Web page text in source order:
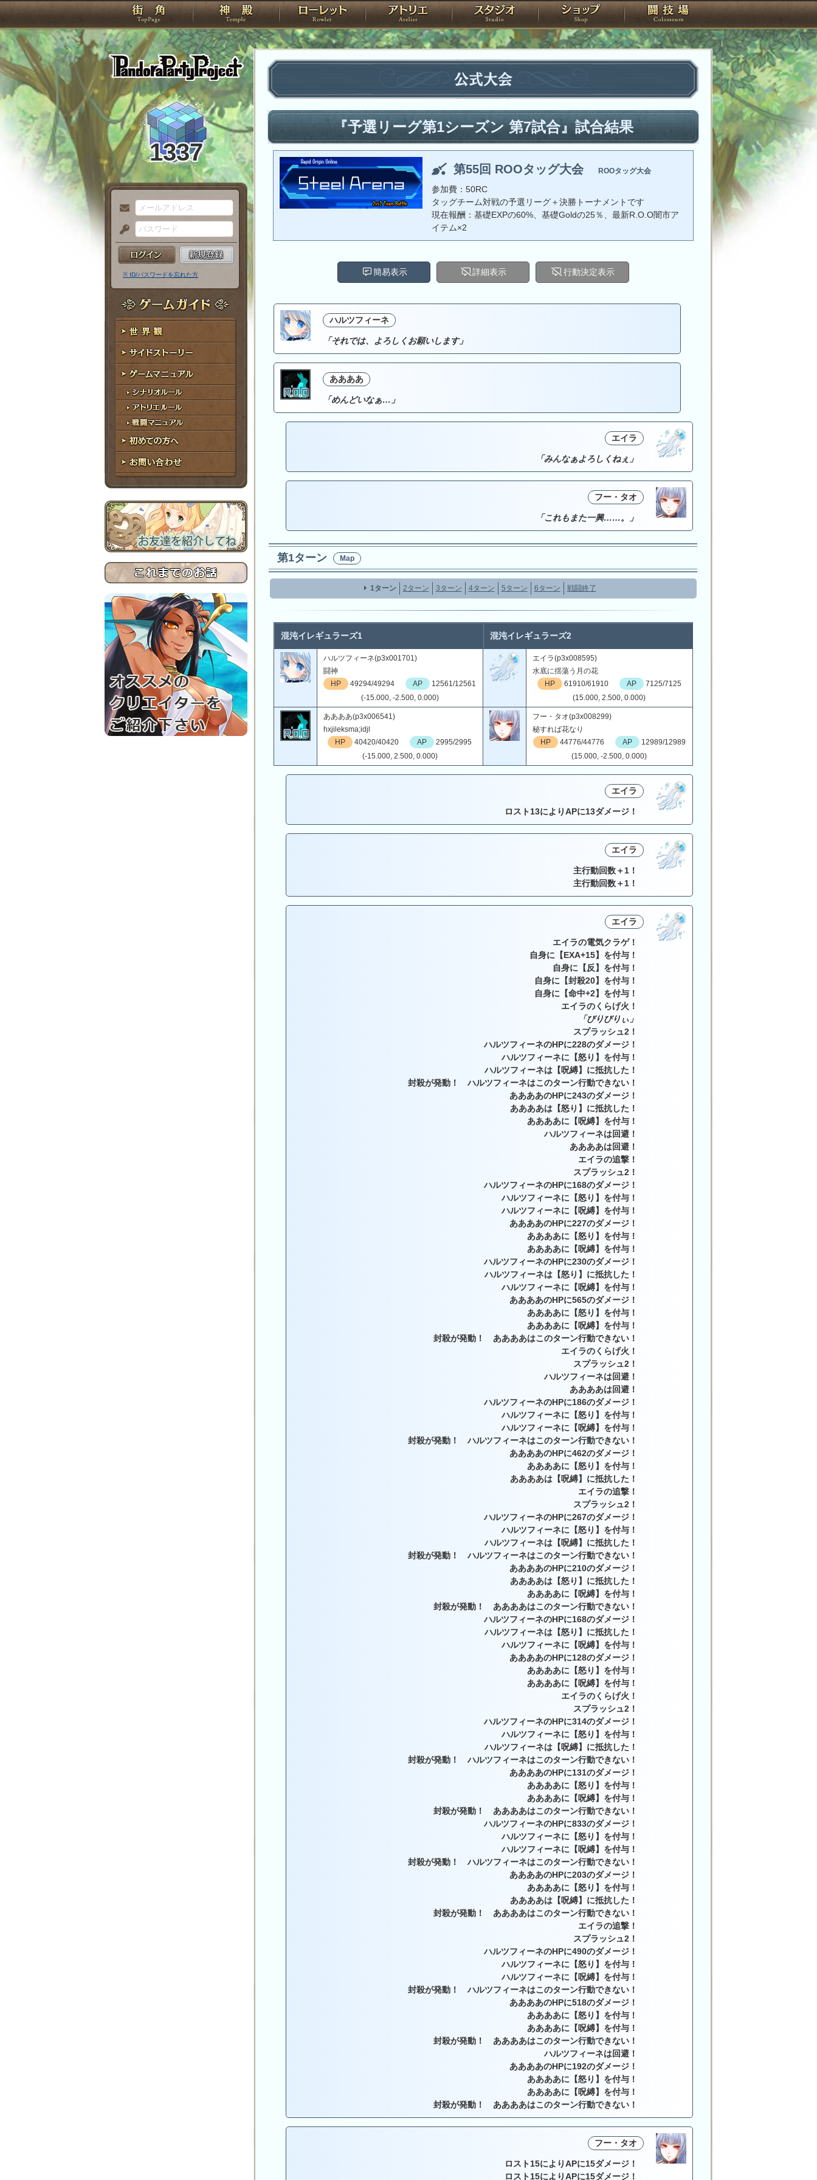
PandoraPartyProject
TOP 神殿 ローレット アトリエ スタジオ ショップ 闘技場
1337
メ
ー
ル
ア
ド
レ
ス
パ
ス
ー
ド
※ ID/パスワードを忘れた方
ゲームガイド
世界観
サイドストーリー
ゲームマニュアル
シナリオルール
アトリエルール
戦闘マニュアル
初めての方へ
お問い合わせ
公式大会
『予選リーグ第1シーズン 第7試合』試合結果
第55回 ROOタッグ大会 ROOタッグ大会
参加費：50RC
タッグチーム対戦の予選リーグ＋決勝トーナメントです
現在報酬：基礎EXPの60%、基礎Goldの25％、最新R.O.O闇市ア
イテム×2
簡易表示 詳細表示 行動決定表示
ハルツフィーネ
「それでは、よろしくお願いします」
ああああ
「めんどいなぁ…」
エイラ
「みんなぁよろしくねぇ」
フー・タオ
「これもまた一興……。」
第1ターン Map
1ターン 2ターン 3ターン 4ターン 5ターン 6ターン 戦闘終了
混沌イレギュラーズ1 混沌イレギュラーズ2
ハルツフィーネ(p3x001701)
闘神
HP
49294/49294 AP
12561/12561
(-15.000, -2.500, 0.000)
エイラ(p3x008595)
水底に揺蕩う月の花
HP
61910/61910 AP
7125/7125
(15.000, 2.500, 0.000)
ああああ(p3x006541)
hxjileksma;idjl
HP
40420/40420 AP
2995/2995
(-15.000, 2.500, 0.000)
フー・タオ(p3x008299)
秘すれば花なり
HP
44776/44776 AP
12989/12989
(15.000, -2.500, 0.000)
エイラ
ロスト13によりAPに13ダメージ！
エイラ
主行動回数＋1！
主行動回数＋1！
エイラ
エイラの電気クラゲ！
自身に【EXA+15】を付与！
自身に【反】を付与！
自身に【封殺20】を付与！
自身に【命中+2】を付与！
エイラのくらげ火！
「びりびりぃ」
スプラッシュ2！
ハルツフィーネのHPに228のダメージ！
ハルツフィーネに【怒り】を付与！
ハルツフィーネは【呪縛】に抵抗した！
封殺が発動！ ハルツフィーネはこのターン行動できない！
ああああのHPに243のダメージ！
ああああは【怒り】に抵抗した！
ああああに【呪縛】を付与！
ハルツフィーネは回避！
ああああは回避！
エイラの追撃！
スプラッシュ2！
ハルツフィーネのHPに168のダメージ！
ハルツフィーネに【怒り】を付与！
ハルツフィーネに【呪縛】を付与！
ああああのHPに227のダメージ！
ああああに【怒り】を付与！
ああああに【呪縛】を付与！
ハルツフィーネのHPに230のダメージ！
ハルツフィーネは【怒り】に抵抗した！
ハルツフィーネに【呪縛】を付与！
ああああのHPに565のダメージ！
ああああに【怒り】を付与！
ああああに【呪縛】を付与！
封殺が発動！ ああああはこのターン行動できない！
エイラのくらげ火！
スプラッシュ2！
ハルツフィーネは回避！
ああああは回避！
ハルツフィーネのHPに186のダメージ！
ハルツフィーネに【怒り】を付与！
ハルツフィーネに【呪縛】を付与！
封殺が発動！ ハルツフィーネはこのターン行動できない！
ああああのHPに462のダメージ！
ああああに【怒り】を付与！
ああああは【呪縛】に抵抗した！
エイラの追撃！
スプラッシュ2！
ハルツフィーネのHPに267のダメージ！
ハルツフィーネに【怒り】を付与！
ハルツフィーネは【呪縛】に抵抗した！
封殺が発動！ ハルツフィーネはこのターン行動できない！
ああああのHPに210のダメージ！
ああああは【怒り】に抵抗した！
ああああに【呪縛】を付与！
封殺が発動！ ああああはこのターン行動できない！
ハルツフィーネのHPに168のダメージ！
ハルツフィーネは【怒り】に抵抗した！
ハルツフィーネに【呪縛】を付与！
ああああのHPに128のダメージ！
ああああに【怒り】を付与！
ああああに【呪縛】を付与！
エイラのくらげ火！
スプラッシュ2！
ハルツフィーネのHPに314のダメージ！
ハルツフィーネに【怒り】を付与！
ハルツフィーネは【呪縛】に抵抗した！
封殺が発動！ ハルツフィーネはこのターン行動できない！
ああああのHPに131のダメージ！
ああああに【怒り】を付与！
ああああに【呪縛】を付与！
封殺が発動！ ああああはこのターン行動できない！
ハルツフィーネのHPに833のダメージ！
ハルツフィーネに【怒り】を付与！
ハルツフィーネに【呪縛】を付与！
封殺が発動！ ハルツフィーネはこのターン行動できない！
ああああのHPに203のダメージ！
ああああに【怒り】を付与！
ああああは【呪縛】に抵抗した！
封殺が発動！ ああああはこのターン行動できない！
エイラの追撃！
スプラッシュ2！
ハルツフィーネのHPに490のダメージ！
ハルツフィーネに【怒り】を付与！
ハルツフィーネに【呪縛】を付与！
封殺が発動！ ハルツフィーネはこのターン行動できない！
ああああのHPに518のダメージ！
ああああに【怒り】を付与！
ああああに【呪縛】を付与！
封殺が発動！ ああああはこのターン行動できない！
ハルツフィーネは回避！
ああああのHPに192のダメージ！
ああああに【怒り】を付与！
ああああに【呪縛】を付与！
封殺が発動！ ああああはこのターン行動できない！
フー・タオ
ロスト15によりAPに15ダメージ！
ロスト15によりAPに15ダメージ！